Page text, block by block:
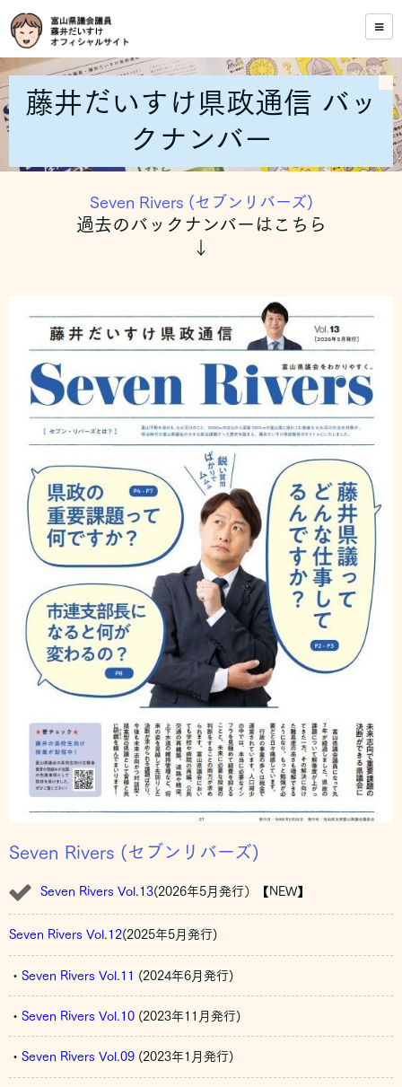
藤井だいすけ県政通信 バッ
クナンバー
Seven Rivers (セブンリバーズ)
過去のバックナンバーはこちら
↓
Seven Rivers (セブンリバーズ)
Seven Rivers Vol.13(2026年5月発行）【NEW】
Seven Rivers Vol.12(2025年5月発行)
・ Seven Rivers Vol.11 (2024年6月発行)
・ Seven Rivers Vol.10 (2023年11月発行)
・ Seven Rivers Vol.09 (2023年1月発行)